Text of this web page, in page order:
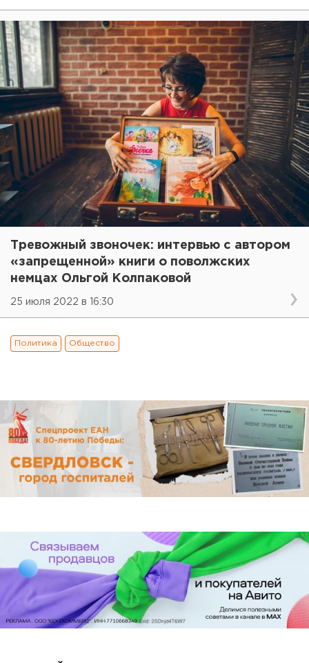
Тревожный звоночек: интервью с автором
«запрещенной» книги о поволжских
немцах Ольгой Колпаковой
25 июля 2022 в 16:30
Политика Общество